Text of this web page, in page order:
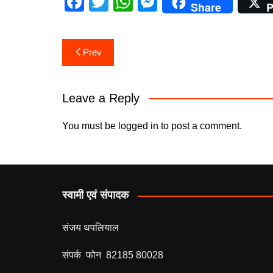
c
e
o
o
itt
er
p
p
e
n
g
er
Share
Post
navigation
Prev
Leave a Reply
You must be logged in to post a comment.
स्वामी एवं संपादक
संजय थपलियाल
संपर्क फोन 82185 80028